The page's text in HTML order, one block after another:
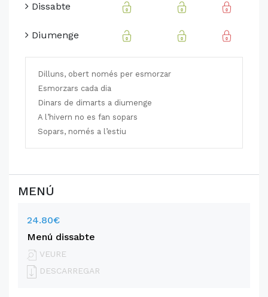
Dissabte
Diumenge
Dilluns, obert només per esmorzar
Esmorzars cada dia
Dinars de dimarts a diumenge
A l’hivern no es fan sopars
Sopars, només a l’estiu
MENÚ
24.80€
Menú dissabte
VEURE
DESCARREGAR